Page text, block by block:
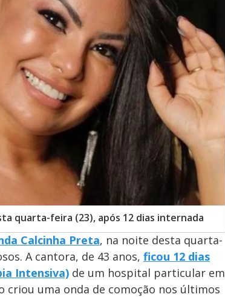
quarta-feira (23), após 12 dias internada
Calcinha Preta, na noite desta quarta-
A cantora, de 43 anos, ficou 12 dias
Intensiva) de um hospital particular em
criou uma onda de comoção nos últimos